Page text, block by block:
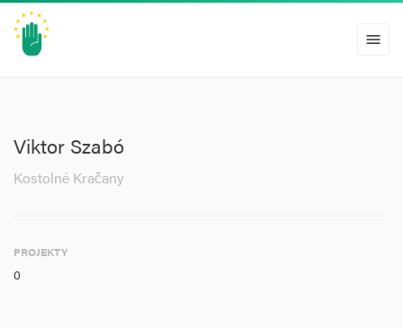
menu
Viktor Szabó
Kostolné Kračany
PROJEKTY
0